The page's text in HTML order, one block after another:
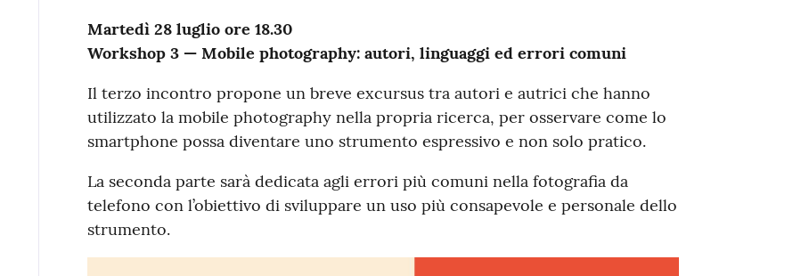
Martedì 28 luglio ore 18.30
Workshop 3 — Mobile photography: autori, linguaggi ed errori comuni
Il terzo incontro propone un breve excursus tra autori e autrici che hanno
utilizzato la mobile photography nella propria ricerca, per osservare come lo
smartphone possa diventare uno strumento espressivo e non solo pratico.
La seconda parte sarà dedicata agli errori più comuni nella fotografia da
telefono con l’obiettivo di sviluppare un uso più consapevole e personale dello
strumento.